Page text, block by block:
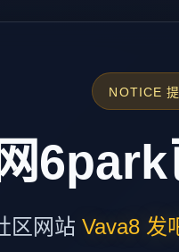
NOTICE
6park
区网站 Vava8 发